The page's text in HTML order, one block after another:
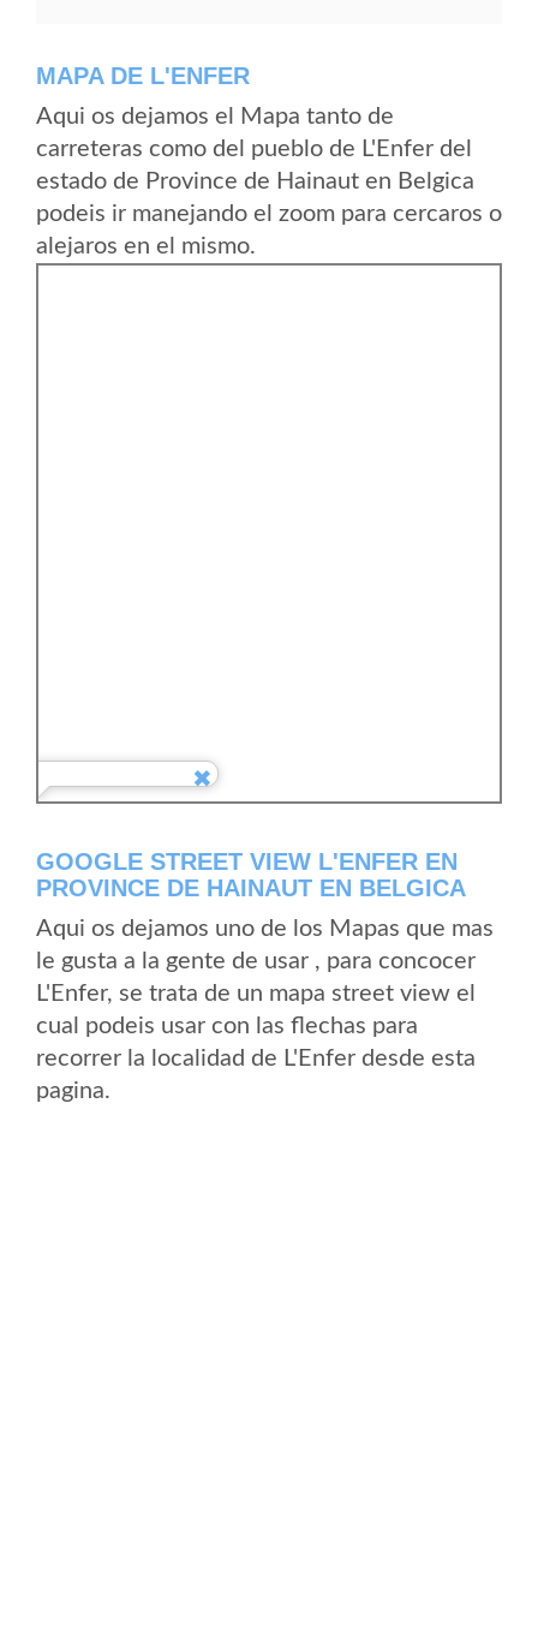
MAPA DE L'ENFER
Aqui os dejamos el Mapa tanto de
carreteras como del pueblo de L'Enfer del
estado de Province de Hainaut en Belgica
podeis ir manejando el zoom para cercaros o
alejaros en el mismo.
GOOGLE STREET VIEW L'ENFER EN
PROVINCE DE HAINAUT EN BELGICA
Aqui os dejamos uno de los Mapas que mas
le gusta a la gente de usar , para concocer
L'Enfer, se trata de un mapa street view el
cual podeis usar con las flechas para
recorrer la localidad de L'Enfer desde esta
pagina.